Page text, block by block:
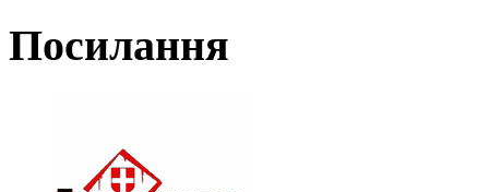
Посилання